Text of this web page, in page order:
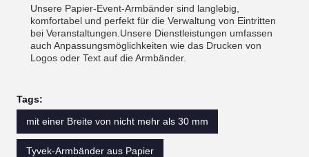
Unsere Papier-Event-Armbänder sind langlebig,
komfortabel und perfekt für die Verwaltung von Eintritten
bei Veranstaltungen.Unsere Dienstleistungen umfassen
auch Anpassungsmöglichkeiten wie das Drucken von
Logos oder Text auf die Armbänder.
Tags:
mit einer Breite von nicht mehr als 30 mm
Tyvek-Armbänder aus Papier